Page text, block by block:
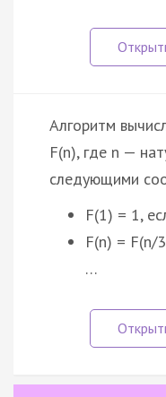
Алгоритм
F(n), где n —
следующими
F(1) = 1,
F(n) = F(n/
…